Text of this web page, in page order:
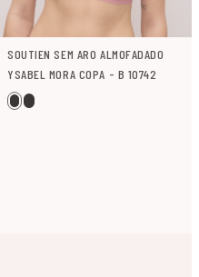
SOUTIEN SEM ARO ALMOFADADO
YSABEL MORA COPA - B 10742